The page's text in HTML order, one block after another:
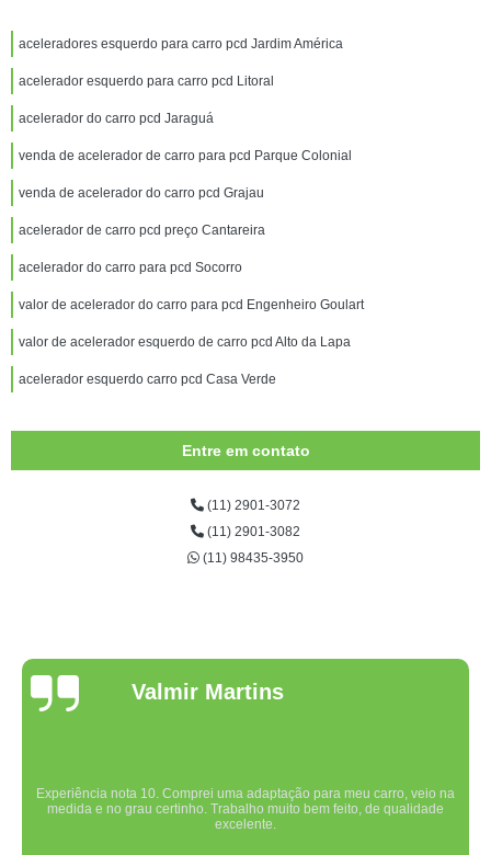
aceleradores esquerdo para carro pcd Jardim América
acelerador esquerdo para carro pcd Litoral
acelerador do carro pcd Jaraguá
venda de acelerador de carro para pcd Parque Colonial
venda de acelerador do carro pcd Grajau
acelerador de carro pcd preço Cantareira
acelerador do carro para pcd Socorro
valor de acelerador do carro para pcd Engenheiro Goulart
valor de acelerador esquerdo de carro pcd Alto da Lapa
acelerador esquerdo carro pcd Casa Verde
Entre em contato
(11) 2901-3072
(11) 2901-3082
(11) 98435-3950
Valmir Martins
Experiência nota 10. Comprei uma adaptação para meu carro, veio na
medida e no grau certinho. Trabalho muito bem feito, de qualidade
excelente.